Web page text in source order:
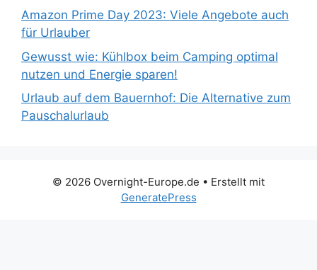
Amazon Prime Day 2023: Viele Angebote auch
für Urlauber
Gewusst wie: Kühlbox beim Camping optimal
nutzen und Energie sparen!
Urlaub auf dem Bauernhof: Die Alternative zum
Pauschalurlaub
© 2026 Overnight-Europe.de • Erstellt mit
GeneratePress